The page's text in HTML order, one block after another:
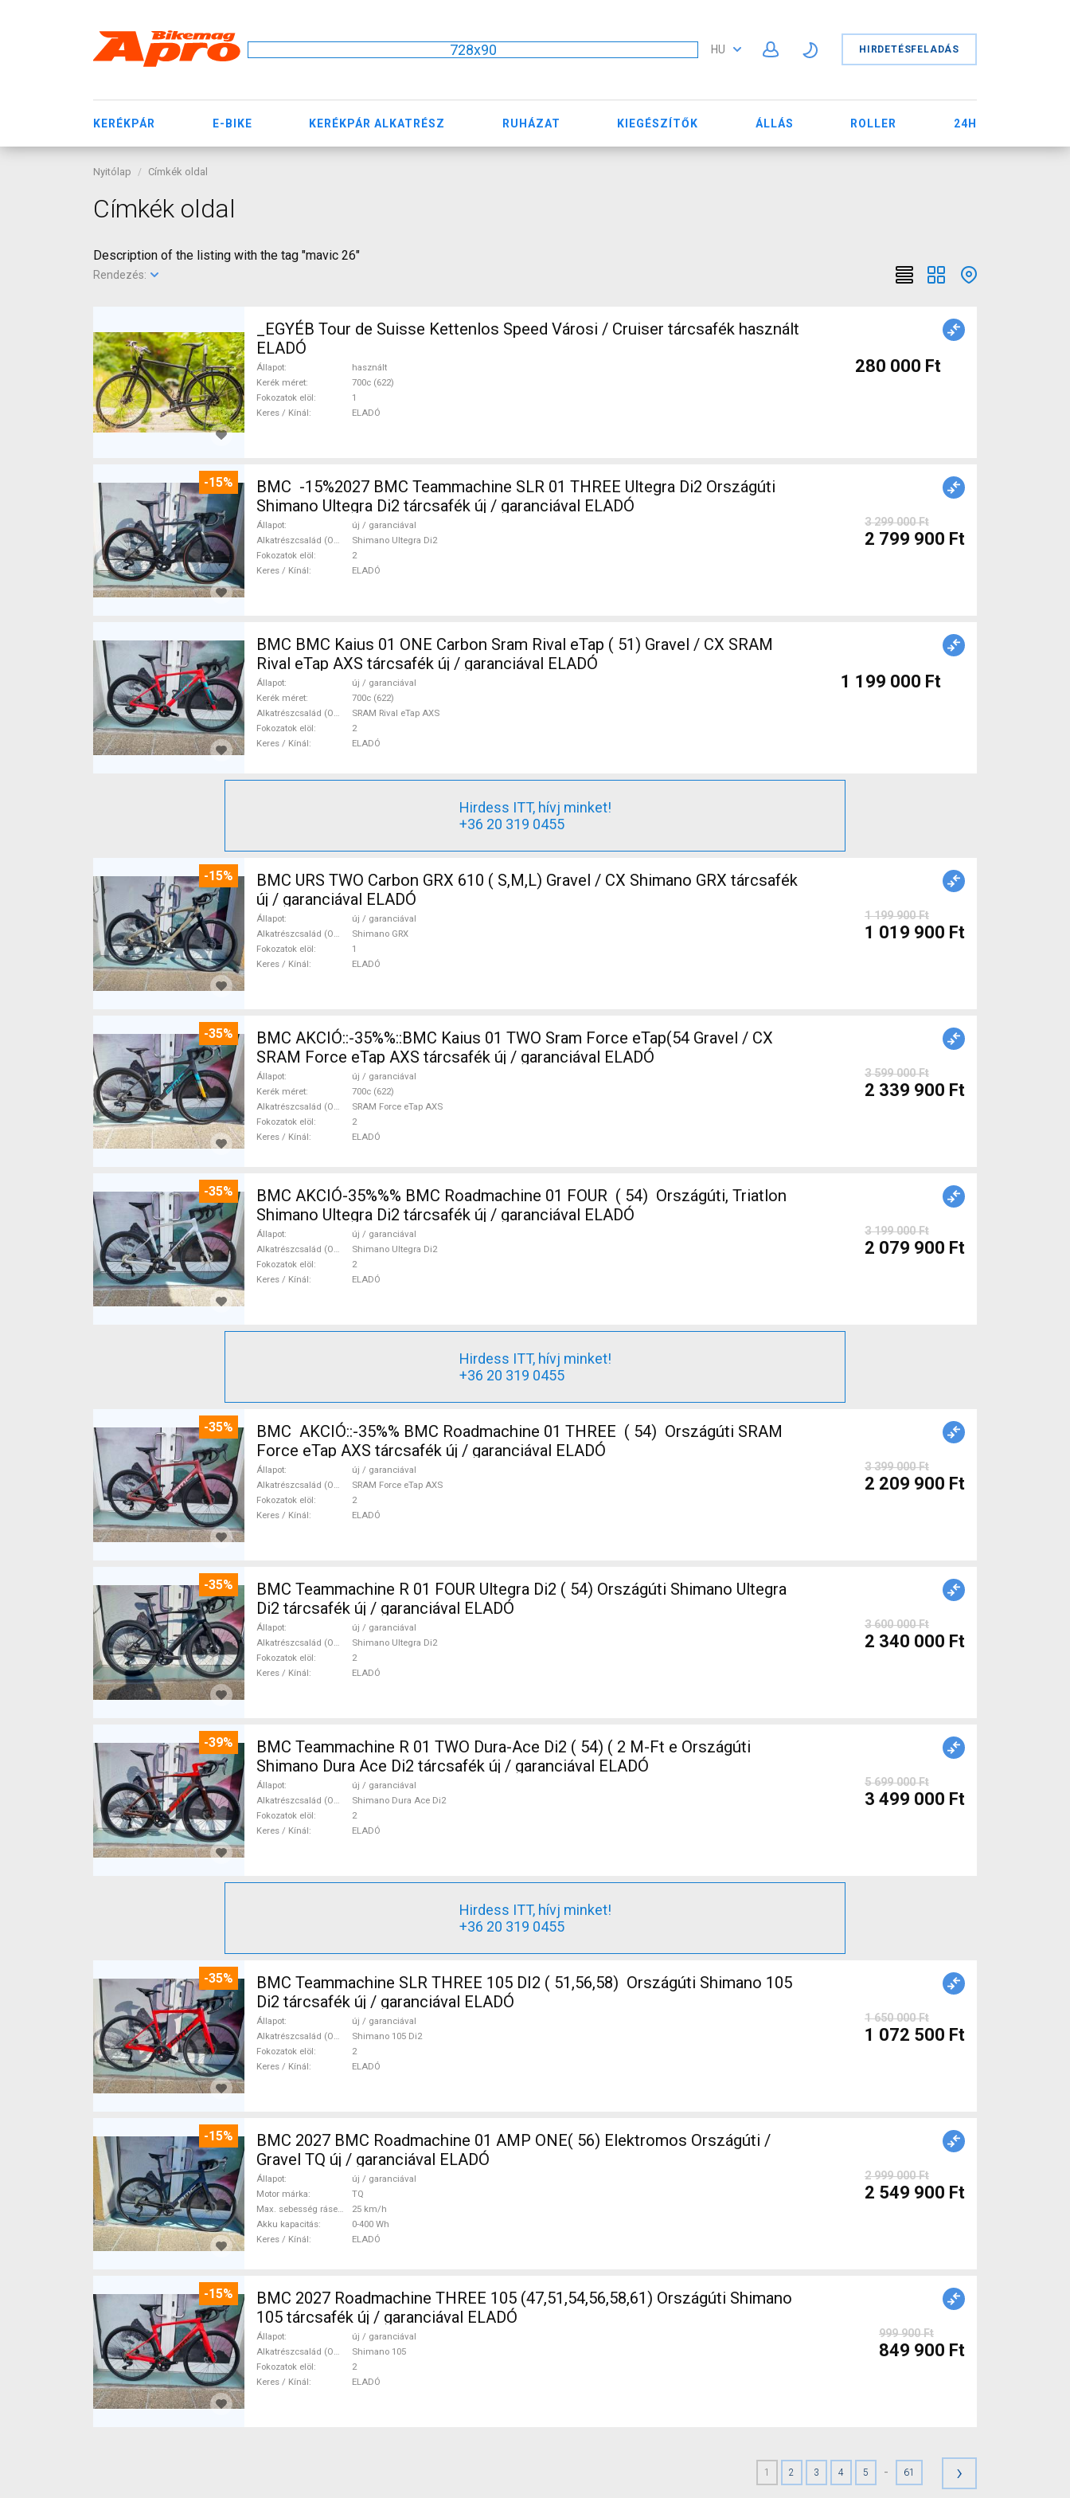
728x90 HU HIRDETÉSFELADÁS
KERÉKPÁR E-BIKE KERÉKPÁR ALKATRÉSZ RUHÁZAT KIEGÉSZÍTŐK ÁLLÁS ROLLER 24H
Nyitólap Címkék oldal
Címkék oldal
Description of the listing with the tag "mavic 26"
Rendezés:
_EGYÉB Tour de Suisse Kettenlos Speed Városi / Cruiser tárcsafék használt
ELADÓ
Állapot
használt
Kerék méret
700c (622)
Fokozatok elöl
1
Keres / Kínál
ELADÓ
280 000 Ft
-15%
BMC -15%2027 BMC Teammachine SLR 01 THREE Ultegra Di2 Országúti
Shimano Ultegra Di2 tárcsafék új / garanciával ELADÓ
Állapot
új / garanciával
Alkatrészcsalád (Outi)
Shimano Ultegra Di2
Fokozatok elöl
2
Keres / Kínál
ELADÓ
3 299 000 Ft
2 799 900 Ft
BMC BMC Kaius 01 ONE Carbon Sram Rival eTap ( 51) Gravel / CX SRAM
Rival eTap AXS tárcsafék új / garanciával ELADÓ
Állapot
új / garanciával
Kerék méret
700c (622)
Alkatrészcsalád (Outi)
SRAM Rival eTap AXS
Fokozatok elöl
2
Keres / Kínál
ELADÓ
1 199 000 Ft
Hirdess ITT, hívj minket!
+36 20 319 0455
-15%
BMC URS TWO Carbon GRX 610 ( S,M,L) Gravel / CX Shimano GRX tárcsafék
új / garanciával ELADÓ
Állapot
új / garanciával
Alkatrészcsalád (Outi)
Shimano GRX
Fokozatok elöl
1
Keres / Kínál
ELADÓ
1 199 900 Ft
1 019 900 Ft
-35%
BMC AKCIÓ::-35%%::BMC Kaius 01 TWO Sram Force eTap(54 Gravel / CX
SRAM Force eTap AXS tárcsafék új / garanciával ELADÓ
Állapot
új / garanciával
Kerék méret
700c (622)
Alkatrészcsalád (Outi)
SRAM Force eTap AXS
Fokozatok elöl
2
Keres / Kínál
ELADÓ
3 599 000 Ft
2 339 900 Ft
-35%
BMC AKCIÓ-35%%% BMC Roadmachine 01 FOUR ( 54) Országúti, Triatlon
Shimano Ultegra Di2 tárcsafék új / garanciával ELADÓ
Állapot
új / garanciával
Alkatrészcsalád (Outi)
Shimano Ultegra Di2
Fokozatok elöl
2
Keres / Kínál
ELADÓ
3 199 000 Ft
2 079 900 Ft
Hirdess ITT, hívj minket!
+36 20 319 0455
-35%
BMC AKCIÓ::-35%% BMC Roadmachine 01 THREE ( 54) Országúti SRAM
Force eTap AXS tárcsafék új / garanciával ELADÓ
Állapot
új / garanciával
Alkatrészcsalád (Outi)
SRAM Force eTap AXS
Fokozatok elöl
2
Keres / Kínál
ELADÓ
3 399 000 Ft
2 209 900 Ft
-35%
BMC Teammachine R 01 FOUR Ultegra Di2 ( 54) Országúti Shimano Ultegra
Di2 tárcsafék új / garanciával ELADÓ
Állapot
új / garanciával
Alkatrészcsalád (Outi)
Shimano Ultegra Di2
Fokozatok elöl
2
Keres / Kínál
ELADÓ
3 600 000 Ft
2 340 000 Ft
-39%
BMC Teammachine R 01 TWO Dura-Ace Di2 ( 54) ( 2 M-Ft e Országúti
Shimano Dura Ace Di2 tárcsafék új / garanciával ELADÓ
Állapot
új / garanciával
Alkatrészcsalád (Outi)
Shimano Dura Ace Di2
Fokozatok elöl
2
Keres / Kínál
ELADÓ
5 699 000 Ft
3 499 000 Ft
Hirdess ITT, hívj minket!
+36 20 319 0455
-35%
BMC Teammachine SLR THREE 105 DI2 ( 51,56,58) Országúti Shimano 105
Di2 tárcsafék új / garanciával ELADÓ
Állapot
új / garanciával
Alkatrészcsalád (Outi)
Shimano 105 Di2
Fokozatok elöl
2
Keres / Kínál
ELADÓ
1 650 000 Ft
1 072 500 Ft
-15%
BMC 2027 BMC Roadmachine 01 AMP ONE( 56) Elektromos Országúti /
Gravel TQ új / garanciával ELADÓ
Állapot
új / garanciával
Motor márka
TQ
Max. sebesség rásegítéssel
25 km/h
Akku kapacitás
0-400 Wh
Keres / Kínál
ELADÓ
2 999 000 Ft
2 549 900 Ft
-15%
BMC 2027 Roadmachine THREE 105 (47,51,54,56,58,61) Országúti Shimano
105 tárcsafék új / garanciával ELADÓ
Állapot
új / garanciával
Alkatrészcsalád (Outi)
Shimano 105
Fokozatok elöl
2
Keres / Kínál
ELADÓ
999 900 Ft
849 900 Ft
1 2 3 4 5 - 61 ›